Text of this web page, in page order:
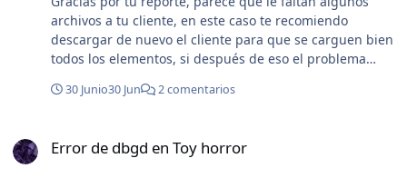
archivos a tu cliente, en este caso te recomiendo
descargar de nuevo el cliente para que se carguen bien
todos los elementos, si después de eso el problema
https://www.atlantis-ro.net/descargas/
30 Junio30 Jun 2 comentarios
Error de dbgd en Toy horror